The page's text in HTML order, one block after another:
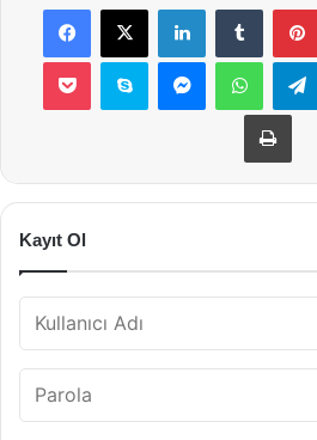
Facebook
X LinkedInTumblr
Pocket Skype Messenger
Kayıt Ol